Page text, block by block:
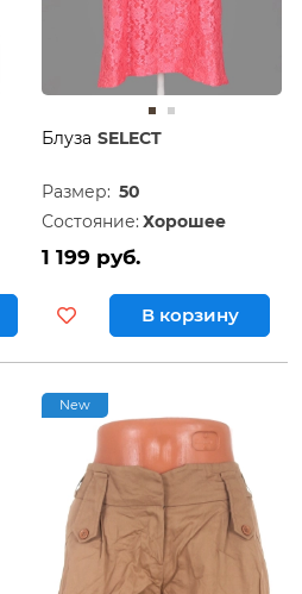
Блуза SELECT
Размер: 50
Состояние: Хорошее
1 199 руб.
В корзину
New